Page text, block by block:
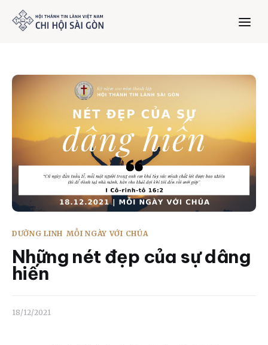
Trang chủ
Giới thiệu
Dưỡng Linh
Thư viện
Bản tin
Mục vụ
Liên hệ
DƯỠNG LINH MỖI NGÀY VỚI CHÚA
Những nét đẹp của sự dâng
hiến
18/12/2021